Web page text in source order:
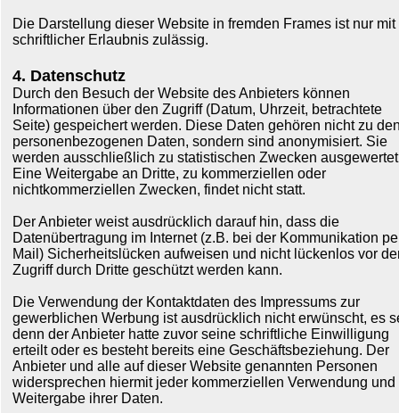
Die Darstellung dieser Website in fremden Frames ist nur mit
schriftlicher Erlaubnis zulässig.
4. Datenschutz
Durch den Besuch der Website des Anbieters können
Informationen über den Zugriff (Datum, Uhrzeit, betrachtete
Seite) gespeichert werden. Diese Daten gehören nicht zu
personenbezogenen Daten, sondern sind anonymisiert. Sie
werden ausschließlich zu statistischen Zwecken
Eine Weitergabe an Dritte, zu kommerziellen oder
nichtkommerziellen Zwecken, findet nicht statt.
Der Anbieter weist ausdrücklich darauf hin, dass die
Datenübertragung im Internet (z.B. bei der Kommunikation
Mail) Sicherheitslücken aufweisen und nicht lückenlos vor
Zugriff durch Dritte geschützt werden kann.
Die Verwendung der Kontaktdaten des Impressums zur
gewerblichen Werbung ist ausdrücklich nicht erwünscht, es
denn der Anbieter hatte zuvor seine schriftliche Einwilligung
erteilt oder es besteht bereits eine Geschäftsbeziehung. Der
Anbieter und alle auf dieser Website genannten Personen
widersprechen hiermit jeder kommerziellen Verwendung und
Weitergabe ihrer Daten.